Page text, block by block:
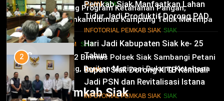
IKLAN SIAK
11
Hari Jadi Kabupaten Siak ke- 25
Tahun
IKLAN
12
02
Dukung Program Ketahanan Pangan,
Bhabinkamtibmas Kampung Teluk Merempan
Tinjau Tanaman Jagung Waga
03
HUKRIM SIAK
Panit 2 Binmas Polsek Siak Sambangi Petani
Jagung, Berikan Motivasi Dukung Ketahanan
Pangan Nasional
Infotorial Pemkab Siak
Pemkab Siak Manfaatkan Lahan
Tidur Jadi Produktif Dorong PAD
dan Kesejahteraan Warga
INFOTORIAL PEMKAB SIAK SIAK
2
Bupati Siak Dorong KITB Kembali
Jadi PSN dan Revitalisasi Istana
Kesultanan Siak
INFOTORIAL PEMKAB SIAK SIAK